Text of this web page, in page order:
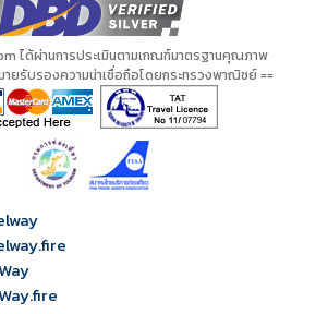
ได้ผ่านการประเมินตามเกณฑ์มาตรฐานคุณภาพ
ายรับรองความน่าเชื่อถือโดยกระทรวงพาณิชย์ ==